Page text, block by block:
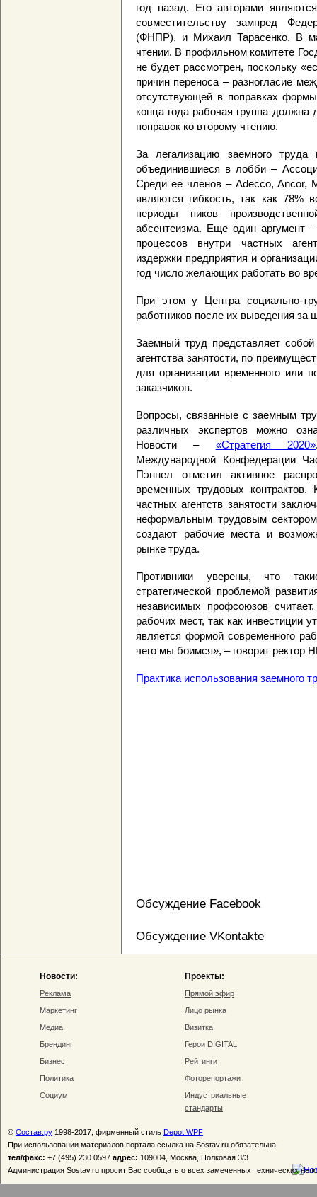
год назад. Его авторами
совместительству зампред
(ФНПР), и Михаил Тарасенко. В
чтении. В профильном комитете
не будет рассмотрен, поскольку
причин переноса – разногласие
отсутствующей в поправках
конца года рабочая группа должна
поправок ко второму чтению.
За легализацию заемного труда
объединившиеся в лобби –
Среди ее членов – Adecco, Ancor,
являются гибкость, так как 78%
периоды пиков
абсентеизма. Еще один аргумент
процессов внутри частных
издержки предприятия и
год число желающих работать во
При этом у Центра социально-
работников после их выведения за
Заемный труд представляет
агентства занятости, по
для организации временного или
заказчиков.
Вопросы, связанные с заемным
различных экспертов можно
Новости – «Стратегия 2020»
Международной Конфедерации
Пэннел отметил активное
временных трудовых
частных агентств занятости
неформальным трудовым
создают рабочие места и
рынке труда.
Противники уверены, что
стратегической проблемой
независимых профсоюзов
рабочих мест, так как инвестиции
является формой современного
чего мы боимся», – говорит
Практика использования заемного
Обсуждение Facebook
Обсуждение VKontakte
Новости:
Реклама
Маркетинг
Медиа
Брендинг
Бизнес
Политика
Социум
Проекты:
Прямой эфир
Лицо рынка
Визитка
Герои DIGITAL
Рейтинги
Фоторепортажи
Индустриальные
стандарты
© Состав.ру 1998-2017, фирменный стиль Depot WPF
При использовании материалов портала ссылка на Sostav.ru обязательна!
тел/факс: +7 (495) 230 0597 адрес: 109004, Москва, Полковая 3/3
Администрация Sostav.ru просит Вас сообщать о всех замеченных технических